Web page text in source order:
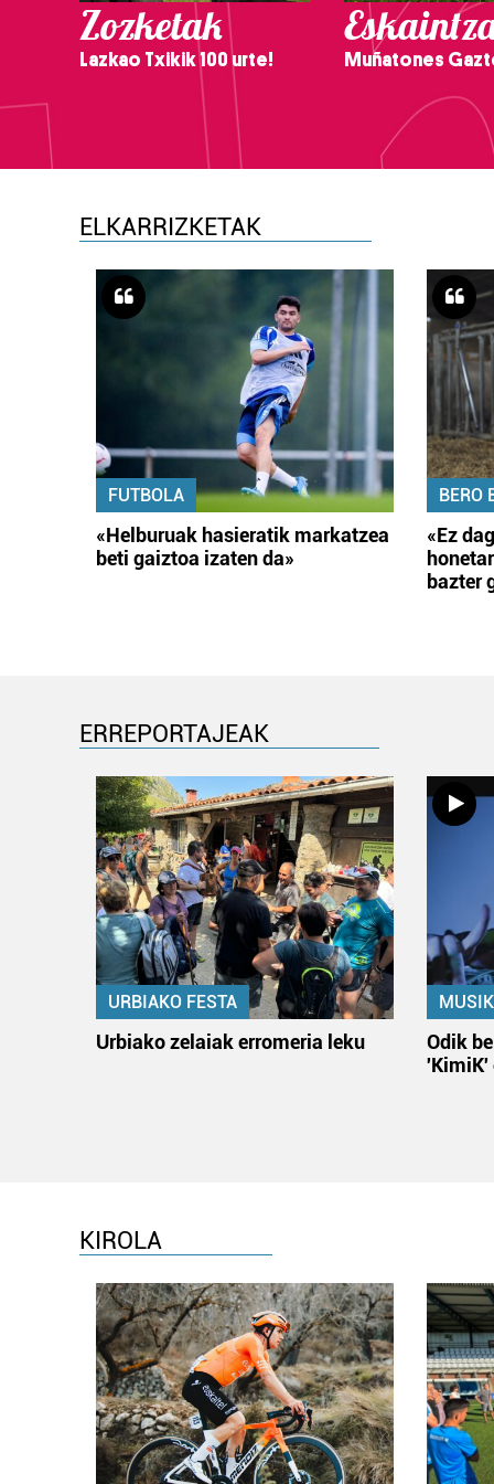
Zozketak
Lazkao Txikik 100 urte! Muñatones
ELKARRIZKETAK
FUTBOLA
«Helburuak hasieratik markatzea
beti gaiztoa izaten da»
BERO
«Ez
bazter
ERREPORTAJEAK
URBIAKO FESTA
Urbiako zelaiak erromeria leku
Odik
'KimiK'
KIROLA